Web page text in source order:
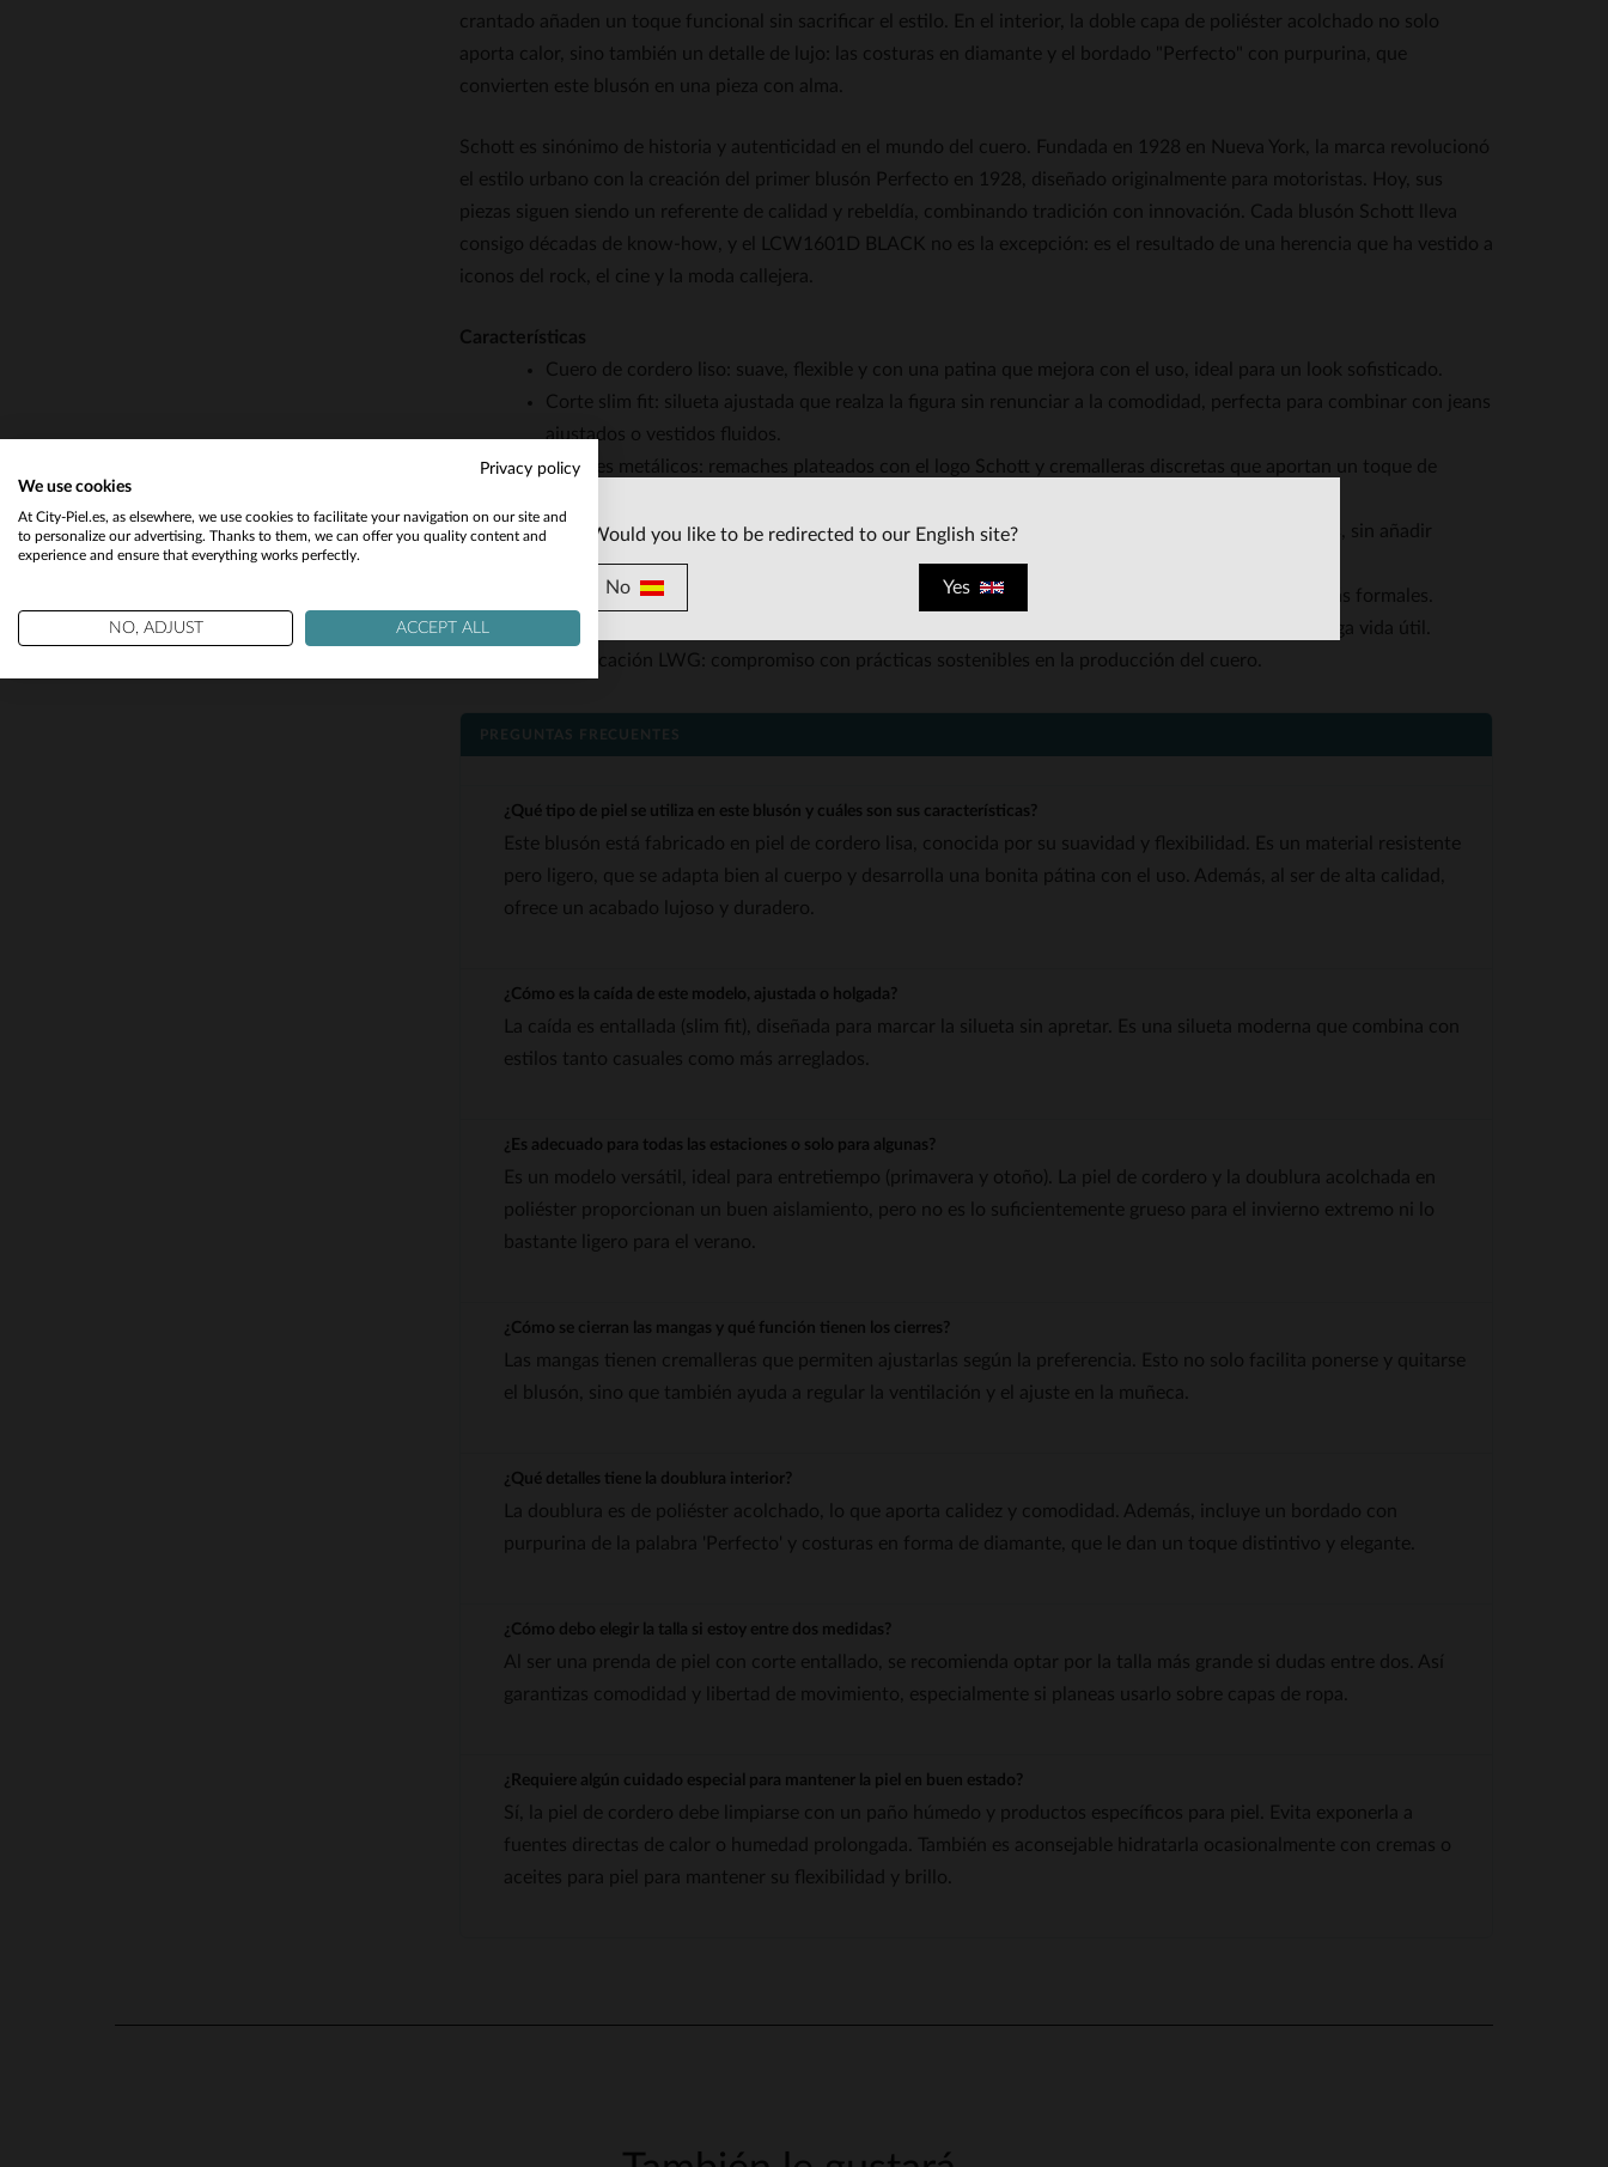
crantado añaden un toque funcional sin sacrificar el estilo. En el interior, la doble capa de poliéster acolchado no solo
aporta calor, sino también un detalle de lujo: las costuras en diamante y el bordado "Perfecto" con purpurina, que
convierten este blusón en una pieza con alma.
Schott es sinónimo de historia y autenticidad en el mundo del cuero. Fundada en 1928 en Nueva York, la marca revolucionó
el estilo urbano con la creación del primer blusón Perfecto en 1928, diseñado originalmente para motoristas. Hoy, sus
piezas siguen siendo un referente de calidad y rebeldía, combinando tradición con innovación. Cada blusón Schott lleva
consigo décadas de know-how, y el LCW1601D BLACK no es la excepción: es el resultado de una herencia que ha vestido a
iconos del rock, el cine y la moda callejera.
Características
Cuero de cordero liso: suave, flexible y con una patina que mejora con el uso, ideal para un look sofisticado.
Corte slim fit: silueta ajustada que realza la figura sin renunciar a la comodidad, perfecta para combinar con jeans
ajustados o vestidos fluidos.
Detalles metálicos: remaches plateados con el logo Schott y cremalleras discretas que aportan un toque de
Interior acolchado: doble capa de poliéster que proporciona calor en las estaciones intermedias, sin añadir
volumen.
Versatilidad: diseñado para adaptarse a diferentes estilos, desde looks urbanos hasta outfits más formales.
Construcción duradera: costuras reforzadas y materiales de alta calidad que garantizan una larga vida útil.
Certificación LWG: compromiso con prácticas sostenibles en la producción del cuero.
PREGUNTAS FRECUENTES
¿Qué tipo de piel se utiliza en este blusón y cuáles son sus características?
Este blusón está fabricado en piel de cordero lisa, conocida por su suavidad y flexibilidad. Es un material resistente
pero ligero, que se adapta bien al cuerpo y desarrolla una bonita pátina con el uso. Además, al ser de alta calidad,
ofrece un acabado lujoso y duradero.
¿Cómo es la caída de este modelo, ajustada o holgada?
La caída es entallada (slim fit), diseñada para marcar la silueta sin apretar. Es una silueta moderna que combina con
estilos tanto casuales como más arreglados.
¿Es adecuado para todas las estaciones o solo para algunas?
Es un modelo versátil, ideal para entretiempo (primavera y otoño). La piel de cordero y la doublura acolchada en
poliéster proporcionan un buen aislamiento, pero no es lo suficientemente grueso para el invierno extremo ni lo
bastante ligero para el verano.
¿Cómo se cierran las mangas y qué función tienen los cierres?
Las mangas tienen cremalleras que permiten ajustarlas según la preferencia. Esto no solo facilita ponerse y quitarse
el blusón, sino que también ayuda a regular la ventilación y el ajuste en la muñeca.
¿Qué detalles tiene la doublura interior?
La doublura es de poliéster acolchado, lo que aporta calidez y comodidad. Además, incluye un bordado con
purpurina de la palabra 'Perfecto' y costuras en forma de diamante, que le dan un toque distintivo y elegante.
¿Cómo debo elegir la talla si estoy entre dos medidas?
Al ser una prenda de piel con corte entallado, se recomienda optar por la talla más grande si dudas entre dos. Así
garantizas comodidad y libertad de movimiento, especialmente si planeas usarlo sobre capas de ropa.
¿Requiere algún cuidado especial para mantener la piel en buen estado?
Sí, la piel de cordero debe limpiarse con un paño húmedo y productos específicos para piel. Evita exponerla a
fuentes directas de calor o humedad prolongada. También es aconsejable hidratarla ocasionalmente con cremas o
aceites para piel para mantener su flexibilidad y brillo.
Chaqueta preciosa. Recibida muy rápidamente.
Would you like to be redirected to our English site?
No Yes
Privacy policy
We use cookies
At City-Piel.es, as elsewhere, we use cookies to facilitate your navigation on our site and
to personalize our advertising. Thanks to them, we can offer you quality content and
experience and ensure that everything works perfectly.
NO, ADJUST ACCEPT ALL